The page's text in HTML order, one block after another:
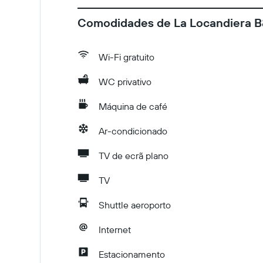
Comodidades de La Locandiera
Wi-Fi gratuito
WC privativo
Máquina de café
Ar-condicionado
TV de ecrã plano
TV
Shuttle aeroporto
Internet
Estacionamento